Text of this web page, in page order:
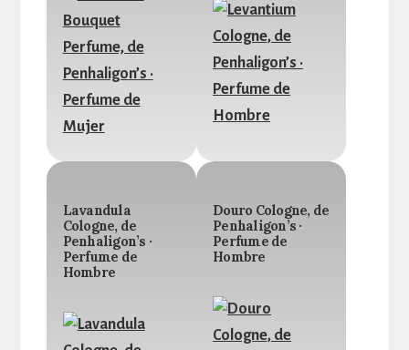
Lavandula
Cologne, de
Penhaligon’s ·
Perfume de
Hombre
Douro Cologne, de
Penhaligon’s ·
Perfume de
Hombre